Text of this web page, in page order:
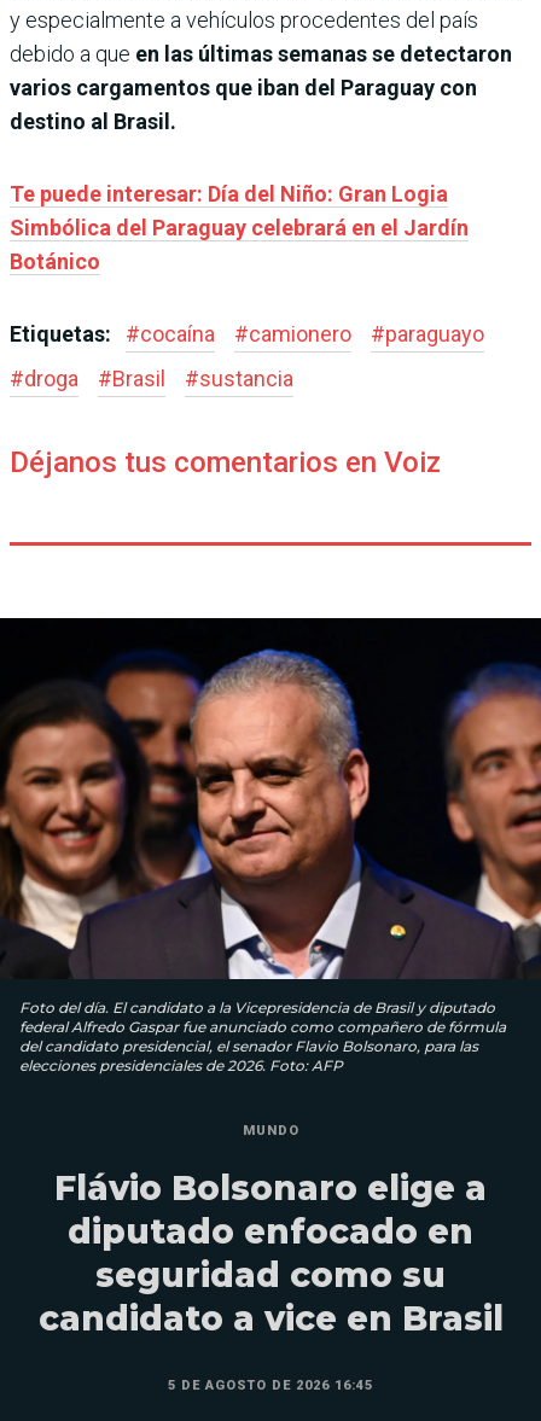
y especialmente a vehículos procedentes del país
debido a que en las últimas semanas se detectaron
varios cargamentos que iban del Paraguay con
destino al Brasil.
Te puede interesar: Día del Niño: Gran Logia
Simbólica del Paraguay celebrará en el Jardín
Botánico
Etiquetas: #cocaína #camionero #paraguayo
#droga #Brasil #sustancia
Déjanos tus comentarios en Voiz
Foto del día. El candidato a la Vicepresidencia de Brasil y diputado
federal Alfredo Gaspar fue anunciado como compañero de fórmula
del candidato presidencial, el senador Flavio Bolsonaro, para las
elecciones presidenciales de 2026. Foto: AFP
MUNDO
Flávio Bolsonaro elige a
diputado enfocado en
seguridad como su
candidato a vice en Brasil
5 DE AGOSTO DE 2026 16:45